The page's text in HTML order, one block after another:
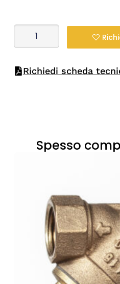
Richiedi scheda
Spesso